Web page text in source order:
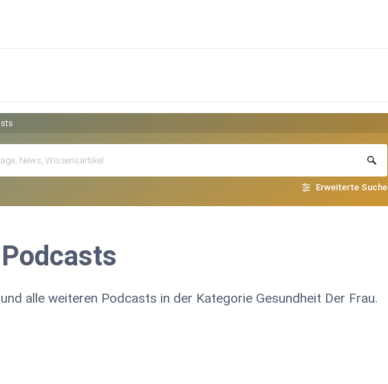
Erweiterte Suche
alle weiteren Podcasts in der Kategorie Gesundheit Der Frau.